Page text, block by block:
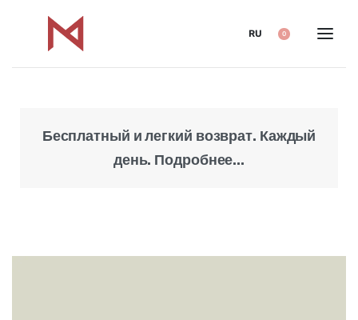
RU 0
Бесплатный и легкий возврат. Каждый
день. Подробнее...